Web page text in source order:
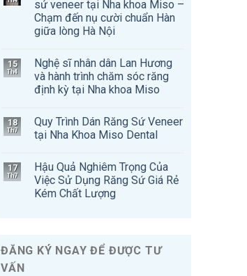
sứ veneer tại Nha khoa Miso –
Chạm đến nụ cười chuẩn Hàn
giữa lòng Hà Nội
15
Th4
Nghệ sĩ nhân dân Lan Hương
và hành trình chăm sóc răng
định kỳ tại Nha khoa Miso
18
Th7
Quy Trình Dán Răng Sứ Veneer
tại Nha Khoa Miso Dental
17
Th7
Hậu Quả Nghiêm Trọng Của
Việc Sử Dụng Răng Sứ Giá Rẻ
Kém Chất Lượng
ĐĂNG KÝ NGAY ĐỂ ĐƯỢC TƯ
VẤN